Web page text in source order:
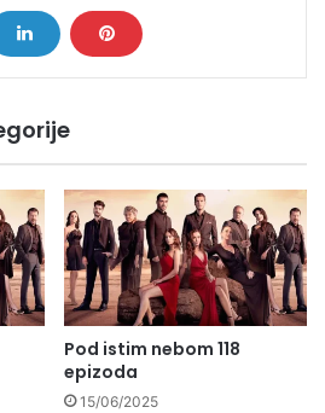
Pod istim nebom 118
epizoda
15/06/2025